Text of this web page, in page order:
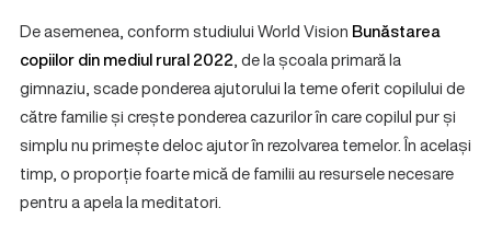
De asemenea, conform studiului World Vision Bunăstarea
copiilor din mediul rural 2022, de la școala primară la
gimnaziu, scade ponderea ajutorului la teme oferit copilului de
către familie și crește ponderea cazurilor în care copilul pur și
simplu nu primește deloc ajutor în rezolvarea temelor. În același
timp, o proporție foarte mică de familii au resursele necesare
pentru a apela la meditatori.